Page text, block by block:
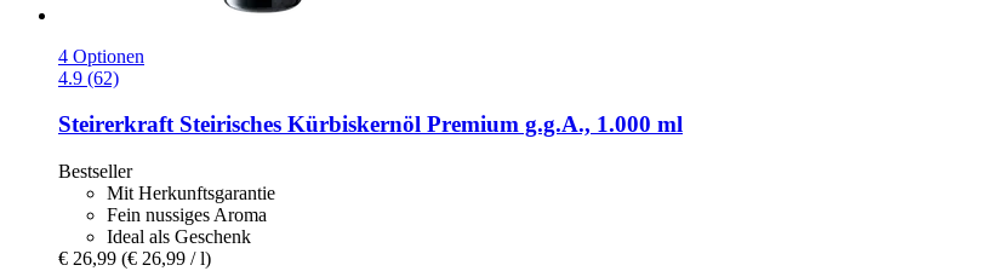
4 Optionen
4.9 (62)
SteirerkraftSteirisches Kürbiskernöl Premium g.g.A., 1.000 ml
Bestseller
Mit Herkunftsgarantie
Fein nussiges Aroma
Ideal als Geschenk
€ 26,99 (€ 26,99 / l)